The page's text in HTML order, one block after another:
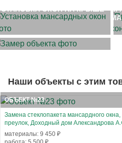
ОКОН НА КРЫШЕ
Наши объекты с этим
ОБЪЕКТ №23
Замена стеклопакета мансардного
преулок, Доходный дом Александрова
материалы: 9 450 ₽